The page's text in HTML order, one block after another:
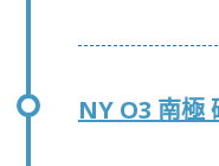
NY O3 南極